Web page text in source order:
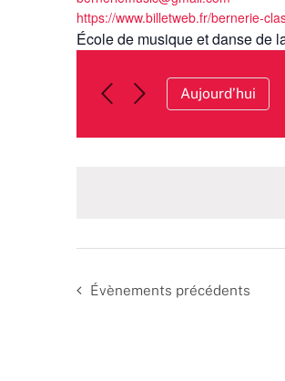
https://www.billetweb.fr/bernerie-
École de musique et danse de
Aujourd’hui
Évènements précédents